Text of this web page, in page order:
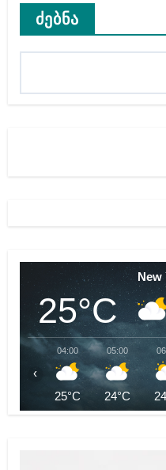
ძებნა
New
25°C
04:00
25°C
05:00
24°C
‹